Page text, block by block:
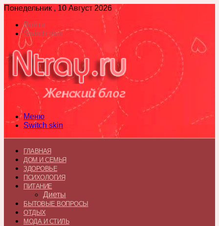
Понедельник , 10 Август 2026
Войти
Switch skin
Меню
Switch skin
ГЛАВНАЯ
ДОМ И СЕМЬЯ
ЗДОРОВЬЕ
ПСИХОЛОГИЯ
ПИТАНИЕ
Диеты
БЫТОВЫЕ ВОПРОСЫ
ОТДЫХ
МОДА И СТИЛЬ